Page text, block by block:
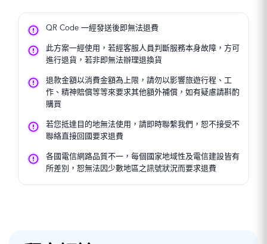
QR Code 一經發送後即無法退費
此方案一經使用，若經客服人員判斷服務本身故障，方可
進行退貨，若非即無法辦理退換貨
退款金額以消費金額為上限，請勿以影響旅遊行程、工
作、精神賠償等等來要求其他額外補償，如有疑慮請斟酌
購買
若您抵達目的地無法使用，請即時聯繫我們，恕不接受不
聯絡直接回國要求退費
各國電信網路品質不一，每個國家地域性及電信建設皆有
所差別，恕無法因少數地區之訊號狀況而要求退費